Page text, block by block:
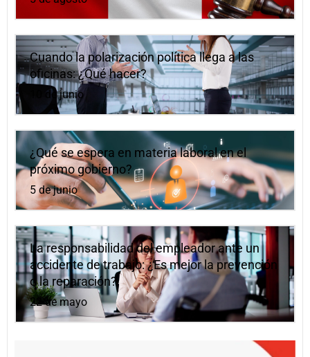
Cuando la polarización política llega a las
oficinas: ¿Qué hacer?
10 de junio
¿Qué se espera en materia laboral en el
próximo gobierno?
5 de junio
La responsabilidad del empleador ante un
accidente de trabajo: ¿Es mejor la prevención
o la reparación?
22 de mayo